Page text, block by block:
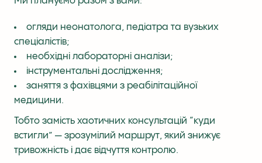
огляди неонатолога, педіатра та вузьких
спеціалістів;
необхідні лабораторні аналізи;
інструментальні дослідження;
заняття з фахівцями з реабілітаційної
медицини.
Тобто замість хаотичних консультацій “куди
встигли” — зрозумілий маршрут, який знижує
тривожність і дає відчуття контролю.